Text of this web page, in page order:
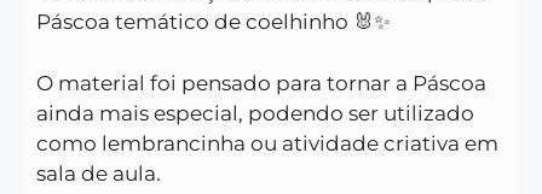
Páscoa temático de coelhinho 🐰✨
O material foi pensado para tornar a Páscoa
ainda mais especial, podendo ser utilizado
como lembrancinha ou atividade criativa em
sala de aula.